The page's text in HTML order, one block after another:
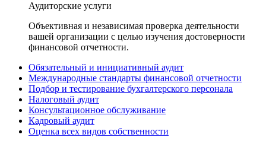
Аудиторские услуги
Объективная и независимая проверка деятельности
вашей организации с целью изучения достоверности
финансовой отчетности.
Обязательный и инициативный аудит
Международные стандарты финансовой отчетности
Подбор и тестирование бухгалтерского персонала
Налоговый аудит
Консультационное обслуживание
Кадровый аудит
Оценка всех видов собственности